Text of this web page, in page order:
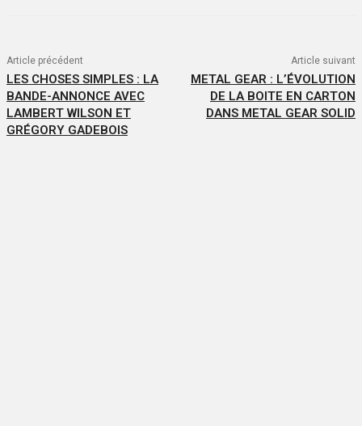
Article précédent
LES CHOSES SIMPLES : LA
BANDE-ANNONCE AVEC
LAMBERT WILSON ET
GRÉGORY GADEBOIS
Article suivant
METAL GEAR : L’ÉVOLUTION
DE LA BOITE EN CARTON
DANS METAL GEAR SOLID